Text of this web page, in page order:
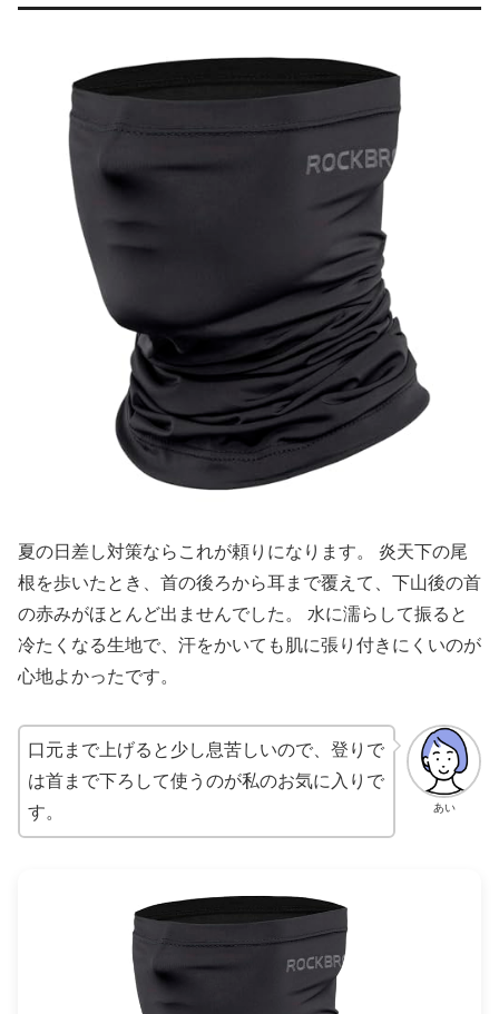
夏の日差し対策ならこれが頼りになります。 炎天下の尾
根を歩いたとき、首の後ろから耳まで覆えて、下山後の首
の赤みがほとんど出ませんでした。 水に濡らして振ると
冷たくなる生地で、汗をかいても肌に張り付きにくいのが
心地よかったです。
あい
口元まで上げると少し息苦しいので、登りで
は首まで下ろして使うのが私のお気に入りで
す。